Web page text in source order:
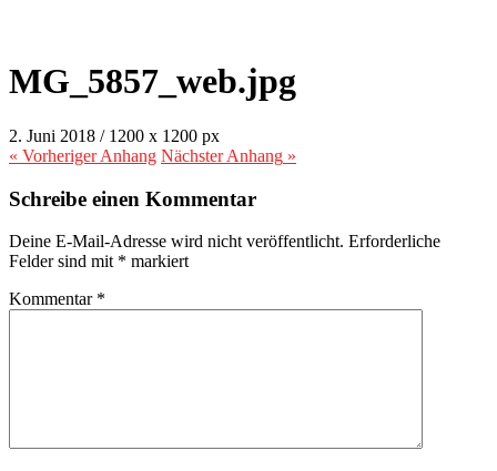
MG_5857_web.jpg
2. Juni 2018 / 1200 x 1200 px
« VorherigerAnhang NächsterAnhang »
Schreibe einen Kommentar
Deine E-Mail-Adresse wird nicht veröffentlicht. Erforderliche
Felder sind mit * markiert
Kommentar *